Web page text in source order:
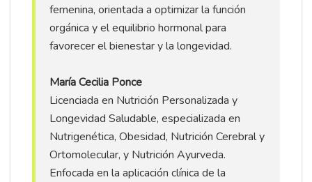
femenina, orientada a optimizar la función
orgánica y el equilibrio hormonal para
favorecer el bienestar y la longevidad.
María Cecilia Ponce
Licenciada en Nutrición Personalizada y
Longevidad Saludable, especializada en
Nutrigenética, Obesidad, Nutrición Cerebral y
Ortomolecular, y Nutrición Ayurveda.
Enfocada en la aplicación clínica de la